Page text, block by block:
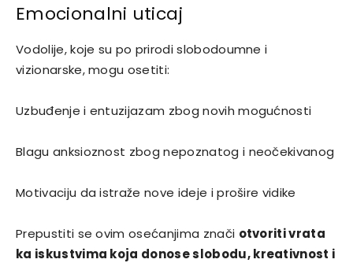
Emocionalni uticaj
Vodolije, koje su po prirodi slobodoumne i
vizionarske, mogu osetiti:
Uzbuđenje i entuzijazam zbog novih mogućnosti
Blagu anksioznost zbog nepoznatog i neočekivanog
Motivaciju da istraže nove ideje i prošire vidike
Prepustiti se ovim osećanjima znači otvoriti vrata
ka iskustvima koja donose slobodu, kreativnost i